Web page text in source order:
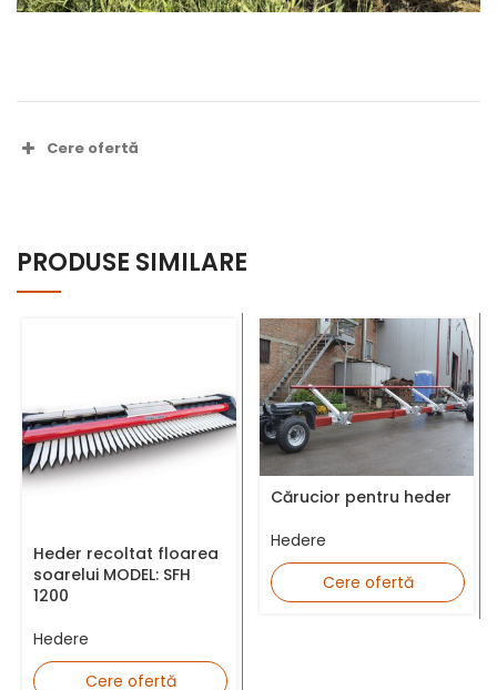
Cere ofertă
Nume complet *
Adresă Email *
Județ *
PRODUSE SIMILARE
Heder recoltat floarea
soarelui MODEL: SFH
1200
Hedere
Cere ofertă
Cărucior pentru heder
Hedere
Cere ofertă